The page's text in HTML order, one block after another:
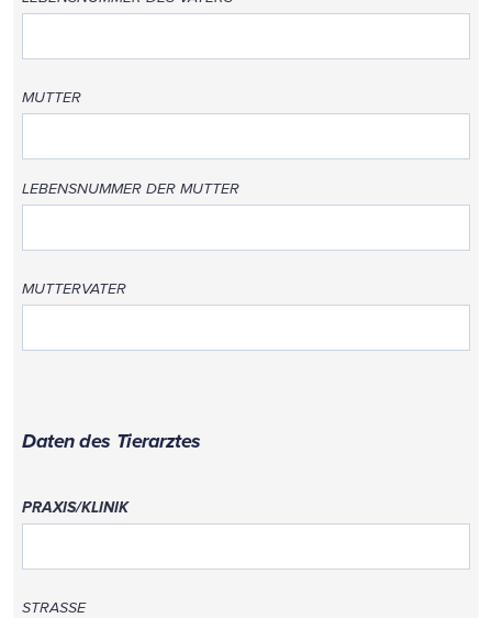
MUTTER
LEBENSNUMMER DER MUTTER
MUTTERVATER
Daten des Tierarztes
PRAXIS/KLINIK
STRASSE